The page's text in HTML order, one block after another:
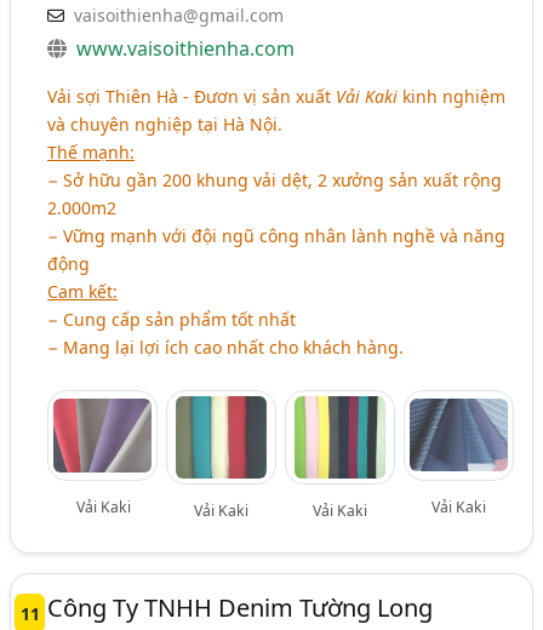
vaisoithienha@gmail.com
www.vaisoithienha.com
Vải sợi Thiên Hà - Đươn vị sản xuất Vải Kaki kinh nghiệm
và chuyên nghiệp tại Hà Nội.
Thế mạnh:
− Sở hữu gần 200 khung vải dệt, 2 xưởng sản xuất rộng
2.000m2
− Vững mạnh với đội ngũ công nhân lành nghề và năng
động
Cam kết:
− Cung cấp sản phẩm tốt nhất
− Mang lại lợi ích cao nhất cho khách hàng.
Vải Kaki Vải Kaki Vải Kaki Vải Kaki
11 Công Ty TNHH Denim Tường Long